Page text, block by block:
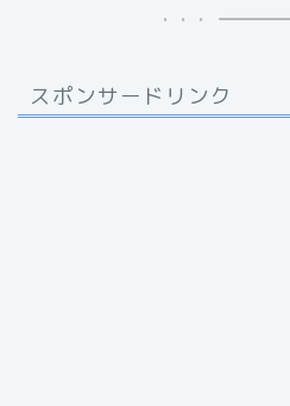
スポンサードリンク